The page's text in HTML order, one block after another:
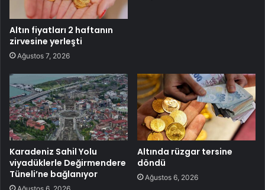
Altın fiyatları 2 haftanın
zirvesine yerleşti
Ağustos 7, 2026
Karadeniz Sahil Yolu
viyadüklerle Değirmendere
Tüneli’ne bağlanıyor
Altında rüzgar tersine
döndü
Ağustos 6, 2026